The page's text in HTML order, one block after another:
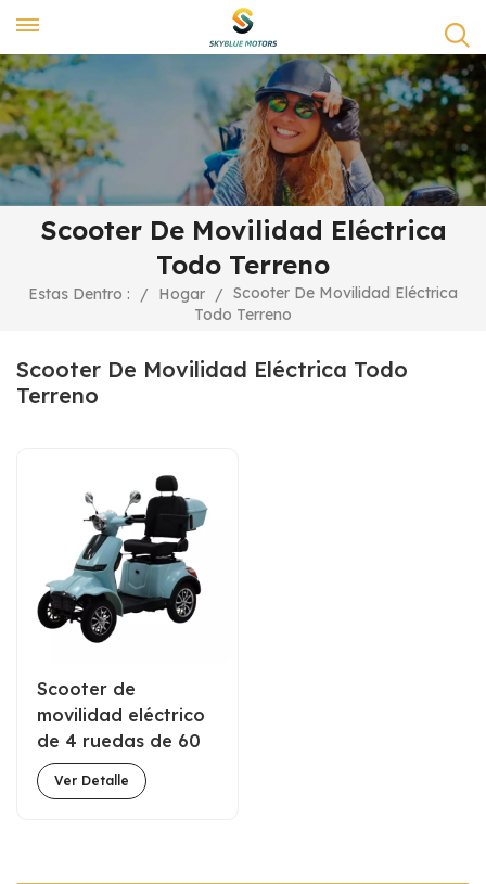
Scooter De Movilidad Eléctrica
Todo Terreno
Estas Dentro : / Hogar / Scooter De Movilidad Eléctrica
Todo Terreno
Scooter De Movilidad Eléctrica Todo
Terreno
Scooter de
movilidad eléctrico
de 4 ruedas de 60
V20h de servicio
personalizado para
Ver Detalle